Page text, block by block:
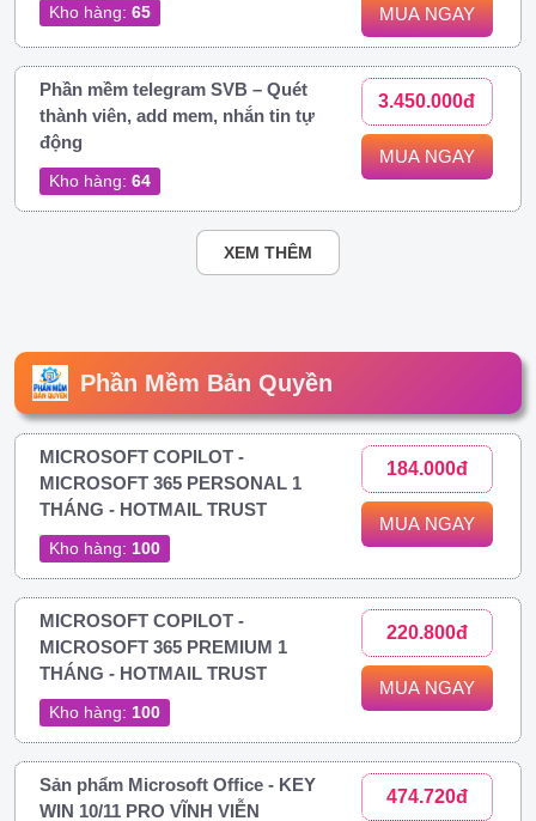
Kho hàng: 65 MUA NGAY
Phần mềm telegram SVB – Quét
thành viên, add mem, nhắn tin tự
động
Kho hàng: 64
3.450.000đ
MUA NGAY
XEM THÊM
Phần Mềm Bản Quyền
MICROSOFT COPILOT -
MICROSOFT 365 PERSONAL 1
THÁNG - HOTMAIL TRUST
Kho hàng: 100
184.000đ
MUA NGAY
MICROSOFT COPILOT -
MICROSOFT 365 PREMIUM 1
THÁNG - HOTMAIL TRUST
Kho hàng: 100
220.800đ
MUA NGAY
Sản phẩm Microsoft Office - KEY
WIN 10/11 PRO VĨNH VIỄN
474.720đ